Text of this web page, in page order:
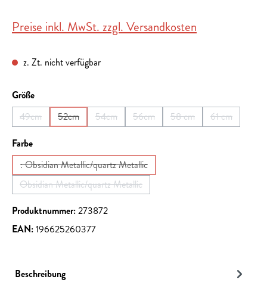
Preise inkl. MwSt. zzgl. Versandkosten
z. Zt. nicht verfügbar
Größeauswählen
49cm
(Diese Option ist zurzeit nicht verfügbar.)
52cm
(Diese Option ist zurzeit nicht verfügbar.)
54cm
(Diese Option ist zurzeit nicht verfügbar.)
56cm
(Diese Option ist zurzeit nicht
58 cm
(Diese Option ist zurzeit
61 cm
(Diese
Farbeauswählen
: Obsidian Metallic/quartz Metallic
(Diese Option ist zurzeit nicht verfügbar.)
Obsidian Metallic/quartz Metallic
(Diese Option ist zurzeit nicht verfügbar.)
Produktnummer:273872
EAN:196625260377
Beschreibung